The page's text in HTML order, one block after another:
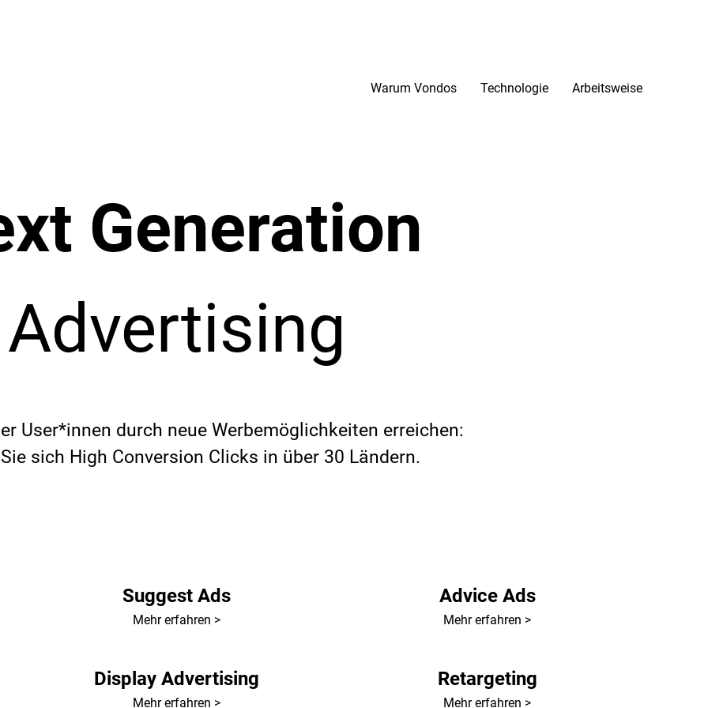
Warum Vondos Technologie Arbeitsweise
Generation
Advertising
User*innen durch neue Werbemöglichkeiten erreichen:
sich High Conversion Clicks in über 30 Ländern.
Suggest Ads
Mehr erfahren >
Advice Ads
Mehr erfahren >
Display Advertising
Mehr erfahren >
Retargeting
Mehr erfahren >